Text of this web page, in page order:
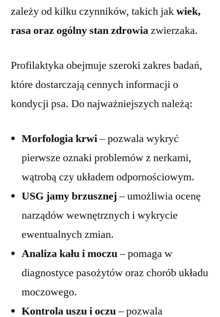
zależy od kilku czynników, takich jakwiek,
rasa oraz ogólny stan zdrowiazwierzaka.
Profilaktyka obejmuje szeroki zakres badań,
które dostarczają cennych informacji o
kondycji psa. Do najważniejszych należą:
Morfologia krwi– pozwala wykryć
pierwsze oznaki problemów z nerkami,
wątrobą czy układem odpornościowym.
USG jamy brzusznej– umożliwia ocenę
narządów wewnętrznych i wykrycie
ewentualnych zmian.
Analiza kału i moczu– pomaga w
diagnostyce pasożytów oraz chorób układu
moczowego.
Kontrola uszu i oczu– pozwala